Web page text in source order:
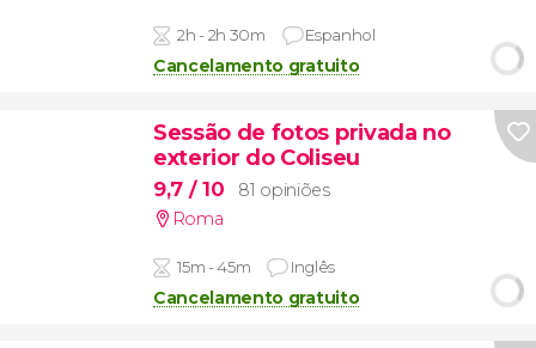
2h - 2h 30m Espanhol
Cancelamento gratuito
Sessão de fotos privada no
exterior do Coliseu
9,7 / 10
81 opiniões
Roma
15m - 45m Inglês
Cancelamento gratuito